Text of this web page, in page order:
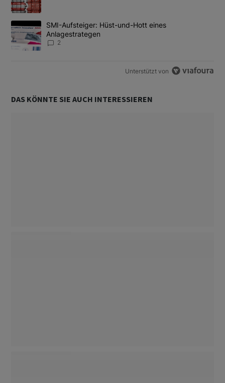
Ein Trendartikel mit dem Titel "SMI-Aufsteiger: Hüst-und-Hott
SMI-Aufsteiger: Hüst-und-Hott eines
Anlagestrategen
2
Unterstützt von
DAS KÖNNTE SIE AUCH INTERESSIEREN